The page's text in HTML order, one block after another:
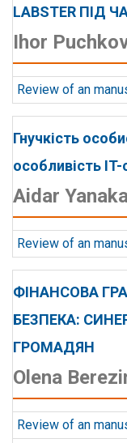
LABSTER ПІД
Ihor
Review of an
Гнучкість
особливість IT-
Aidar
Review of an
ФІНАНСОВА
БЕЗПЕКА:
ГРОМАДЯН
Olena
Review of an